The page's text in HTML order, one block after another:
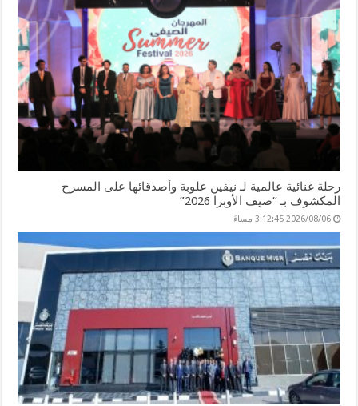
رحلة غنائية عالمية لـ نيفين علوبة وأصدقائها على المسرح
المكشوف بـ “صيف الأوبرا 2026”
2026/08/06 3:12:45 مساءً